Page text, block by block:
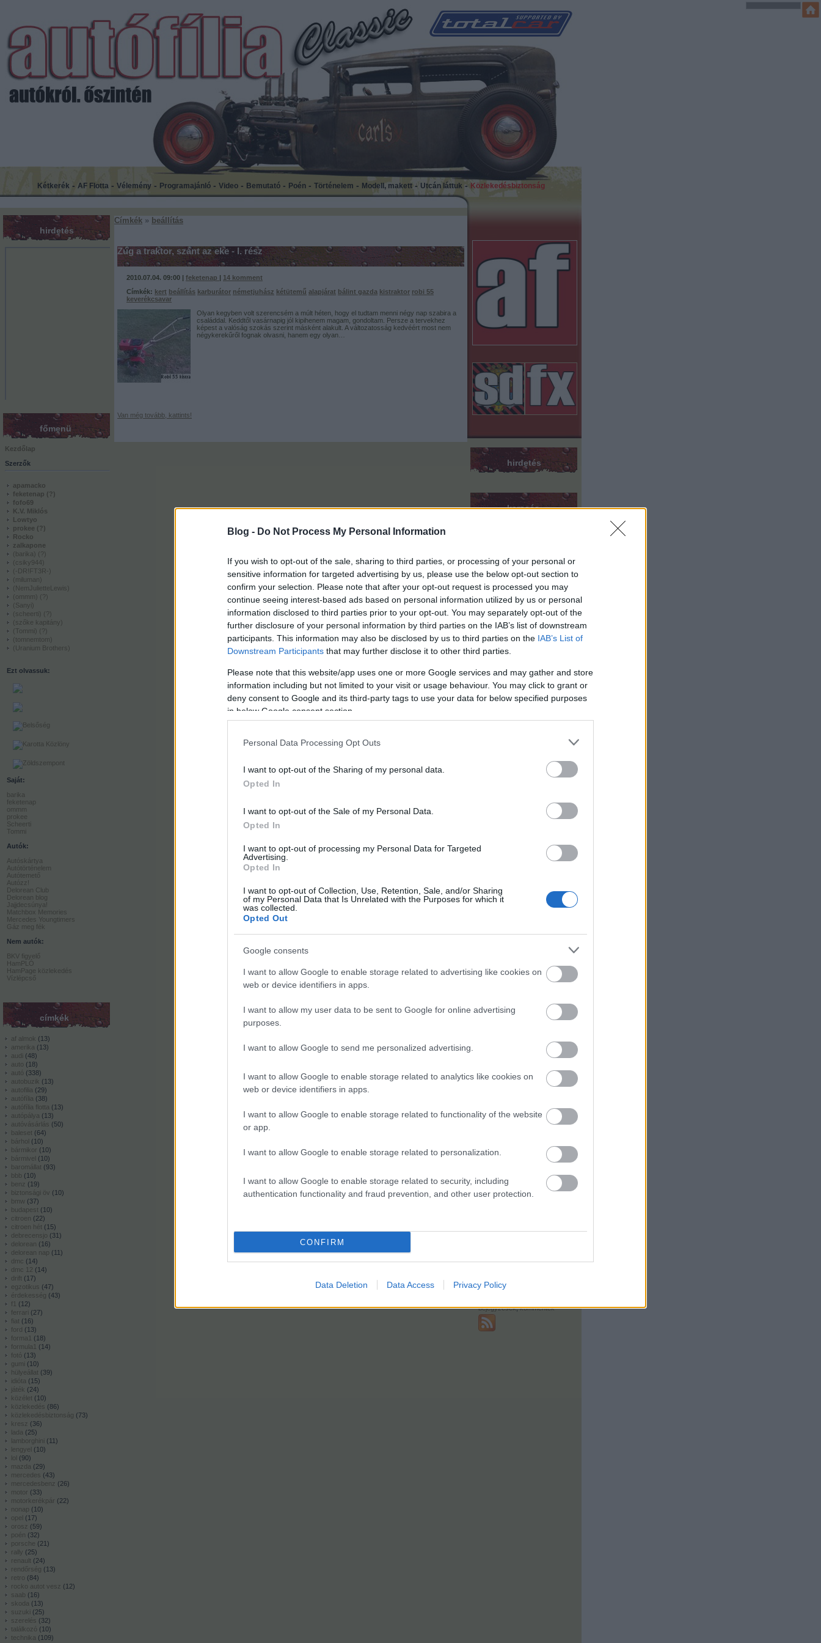
Blog - Do Not Process My Personal Information
If you wish to opt-out of the sale, sharing to third parties, or processing of your personal or
sensitive information for targeted advertising by us, please use the below opt-out section to
confirm your selection. Please note that after your opt-out request is processed you may
continue seeing interest-based ads based on personal information utilized by us or personal
information disclosed to third parties prior to your opt-out. You may separately opt-out of the
further disclosure of your personal information by third parties on the IAB’s list of downstream
participants. This information may also be disclosed by us to third parties on the IAB’s List of
Downstream Participants that may further disclose it to other third parties.
Please note that this website/app uses one or more Google services and may gather and store
information including but not limited to your visit or usage behaviour. You may click to grant or
deny consent to Google and its third-party tags to use your data for below specified purposes
in below Google consent section.
Personal Data Processing Opt Outs
I want to opt-out of the Sharing of my personal data.
Opted In
I want to opt-out of the Sale of my Personal Data.
Opted In
I want to opt-out of processing my Personal Data for Targeted
Advertising.
Opted In
I want to opt-out of Collection, Use, Retention, Sale, and/or Sharing
of my Personal Data that Is Unrelated with the Purposes for which it
was collected.
Opted Out
Google consents
I want to allow Google to enable storage related to advertising like cookies on
web or device identifiers in apps.
I want to allow my user data to be sent to Google for online advertising
purposes.
I want to allow Google to send me personalized advertising.
I want to allow Google to enable storage related to analytics like cookies on
web or device identifiers in apps.
I want to allow Google to enable storage related to functionality of the website
or app.
I want to allow Google to enable storage related to personalization.
I want to allow Google to enable storage related to security, including
authentication functionality and fraud prevention, and other user protection.
CONFIRM
Data Deletion Data Access Privacy Policy
Kétkerék - AF Flotta - Vélemény- Programajánló- Video- Bemutató- Poén- Történelem - Modell, makett- Utcán láttuk - Közlekedésbiztonság
hirdetés
főmenü
Kezdőlap
Szerzők
apamacko
feketenap (?)
fofo69
K.V. Miklós
Lowtyo
prokee (?)
Rocko
zalkapone
(barika) (?)
(csiky944)
(-DR!FT3R-)
(miluman)
(NemJulietteLewis)
(ommm) (?)
(Sanyi)
(scheerti) (?)
(szőke kapitány)
(Tommi) (?)
(tomnemtom)
(Uranium Brothers)
Ezt olvassuk:
Saját:
barika
feketenap
ommm
prokee
Scheerti
Tommi
Autók:
Autóskártya
Autótörténelem
Autótemető
Autózz!
Delorean Club
Delorean blog
Jajjdecsúnya!
Matchbox Memories
Mercedes Youngtimers
Gáz meg fék
Nem autók:
BKV figyelő
HamPLÓ
HamPage közlekedés
Vízlépcső
címkék
af almok (13)
amerika (13)
audi (48)
auto
(18)
autó
(338)
autobuzik (13)
autofilia (29)
autófília (38)
autófília flotta (13)
autópálya (13)
autóvásárlás (50)
baleset (64)
bárhol
(10)
bármikor (10)
bármivel
(10)
baromállat (93)
bbb
(10)
benz (19)
biztonsági öv (10)
bmw (37)
budapest (10)
citroen
(22)
citroen hét (15)
debrecensjo
(31)
delorean
(16)
delorean nap
(11)
dmc (14)
dmc 12 (14)
drift (17)
egzotikus (47)
érdekesség (43)
f1
(12)
ferrari
(27)
fiat (16)
ford (13)
forma1
(18)
formula1
(14)
fotó
(13)
gumi
(10)
hülyeállat (39)
idióta (15)
játék (24)
közélet (10)
közlekedés (86)
közlekedésbiztonság (73)
kresz (36)
lada (25)
lamborghini
(11)
lengyel
(10)
(90)
mazda (29)
mercedes (43)
mercedesbenz (26)
motor (33)
motorkerékpár (22)
nonap
(10)
opel
(17)
orosz (59)
poén
(32)
porsche
(21)
rally (25)
renault (24)
rendőrség (13)
retro
(84)
rocko autot vesz (12)
saab
(16)
skoda (13)
suzuki
(25)
szerelés (32)
találkozó
(10)
technika (109)
hirdetés
keresés
beszóltak
Adani:
vonatoznak mint a
Napfény Expressz Szeged és
bud...(2025.04.14. 15:25) Ne
hagyd abba, Laci!
Adani: Raikkönen autója füstöl,
a Mercedes motor, szólj...
(
2025.04.14. 15:16
abba, Laci!
Van ilyen a világon?
hoszigetelor...
2024.02.23.
22:42 ) MAZ 7907 - a
közszolgálatiság jegyében.
2022.01.18. 21:04
Kétbetű-négyszám: rendszámok
2011 december
2011 január
2010 december
Kik vagyunk: apamacko
Kik vagyunk: feketenap
Kik vagyunk: fofo
Kik vagyunk: oMm
Kik vagyunk: scheerti
Kik vagyunk: zalkapone
feedek
RSS 2.0
bejegyzések
bejegyzések,kommentek
Címkék » beállítás
Zúg a traktor, szánt az eke - I. rész
2010.07.04. 09:00 | feketenap | 14 komment
Címkék: kert beállítás karburátor németjuhász kétütemű alapjárat bálint gazda kistraktor robi 55
keverékcsavar
Olyan kegyben volt szerencsém a múlt héten, hogy el tudtam menni négy nap szabira a
családdal. Keddtől vasárnapig jól kipihenem magam, gondoltam. Persze a tervekhez
képest a valóság szokás szerint másként alakult. A változatosság kedvéért most nem
négykerekűről fognak olvasni, hanem egy olyan…
Van még tovább, kattints!